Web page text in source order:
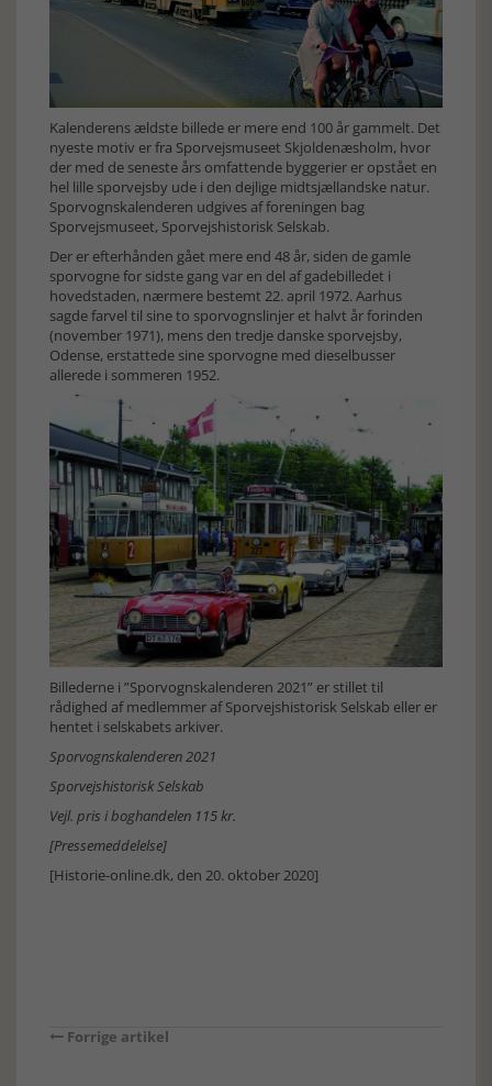
Kalenderens ældste billede er mere end 100 år gammelt. Det
nyeste motiv er fra Sporvejsmuseet Skjoldenæsholm, hvor
der med de seneste års omfattende byggerier er opstået en
hel lille sporvejsby ude i den dejlige midtsjællandske natur.
Sporvognskalenderen udgives af foreningen bag
Sporvejsmuseet, Sporvejshistorisk Selskab.
Der er efterhånden gået mere end 48 år, siden de gamle
sporvogne for sidste gang var en del af gadebilledet i
hovedstaden, nærmere bestemt 22. april 1972. Aarhus
sagde farvel til sine to sporvognslinjer et halvt år forinden
(november 1971), mens den tredje danske sporvejsby,
Odense, erstattede sine sporvogne med dieselbusser
allerede i sommeren 1952.
Billederne i ”Sporvognskalenderen 2021” er stillet til
rådighed af medlemmer af Sporvejshistorisk Selskab eller er
hentet i selskabets arkiver.
Sporvognskalenderen 2021
Sporvejshistorisk Selskab
Vejl. pris i boghandelen 115 kr.
[Pressemeddelelse]
[Historie-online.dk, den 20. oktober 2020]
Forrige artikel